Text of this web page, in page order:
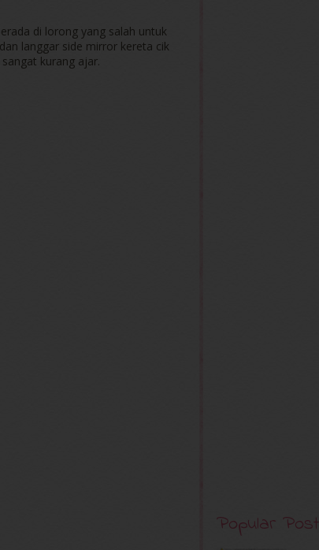
di lorong yang salah untuk
langgar side mirror kereta cik
kurang ajar.
Popular